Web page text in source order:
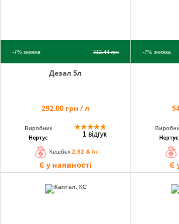
-7%знижка 312.44грн
Дезал 5л
292.00 грн / л
Виробник
Нертус
★★★★★
1 відгук
Кешбек 2.92 ₴ /л
Є у наявності
-7%знижка
Нертус
Є